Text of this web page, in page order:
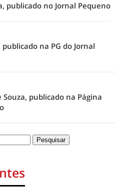
publicado no Jornal Pequeno
na PG do Jornal
publicado na Página